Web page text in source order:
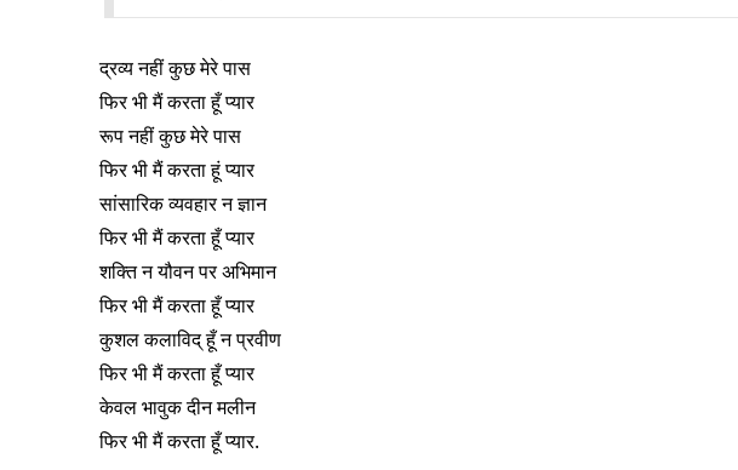
द्रव्य नहीं कुछ मेरे पास
फिर भी मैं करता हूँ प्यार
रूप नहीं कुछ मेरे पास
फिर भी मैं करता हूं प्यार
सांसारिक व्यवहार न ज्ञान
फिर भी मैं करता हूँ प्यार
शक्ति न यौवन पर अभिमान
फिर भी मैं करता हूँ प्यार
कुशल कलाविद् हूँ न प्रवीण
फिर भी मैं करता हूँ प्यार
केवल भावुक दीन मलीन
फिर भी मैं करता हूँ प्यार.